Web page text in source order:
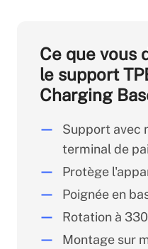
Ce que vous
le support
Charging
Support avec
terminal de
Protège
Poignée en
Rotation à
Montage sur